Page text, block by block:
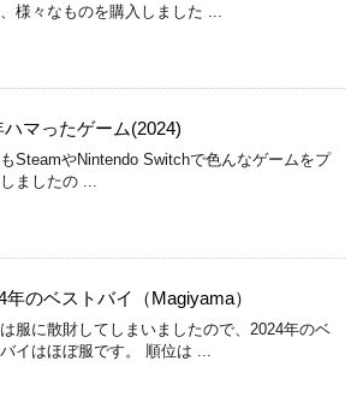
様々なものを購入しました ...
ハマったゲーム(2024)
SteamやNintendo Switchで色んなゲームをプ
ましたの ...
年のベストバイ（Magiyama）
服に散財してしまいましたので、2024年のベ
イはほぼ服です。 順位は ...